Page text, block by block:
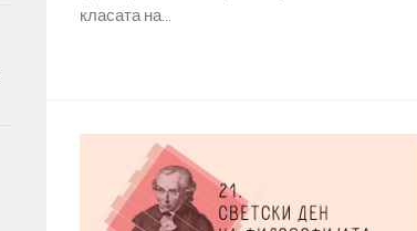
класата на...